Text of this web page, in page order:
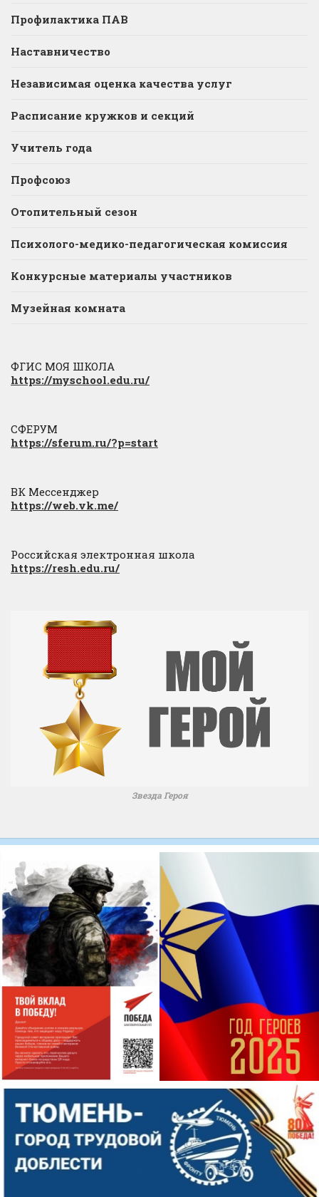
Профилактика ПАВ
Наставничество
Независимая оценка качества услуг
Расписание кружков и секций
Учитель года
Профсоюз
Отопительный сезон
Психолого-медико-педагогическая комиссия
Конкурсные материалы участников
Музейная комната
ФГИС МОЯ ШКОЛА
https://myschool.edu.ru/
СФЕРУМ
https://sferum.ru/?p=start
ВК Мессенджер
https://web.vk.me/
Российская электронная школа
https://resh.edu.ru/
Звезда Героя